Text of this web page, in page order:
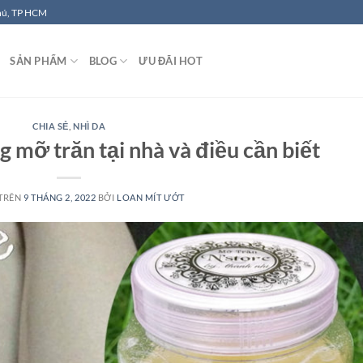
TP HCM
SẢN PHẨM BLOG ƯU ĐÃI HOT
CHIA SẺ ,NHÌ DA
mỡ trăn tại nhà và điều cần biết
9 THÁNG 2, 2022 BỞI LOAN MÍT ƯỚT